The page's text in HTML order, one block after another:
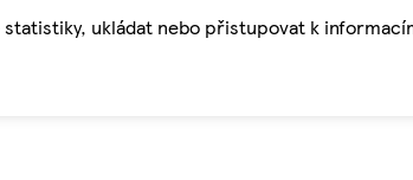
ukládat nebo přistupovat k